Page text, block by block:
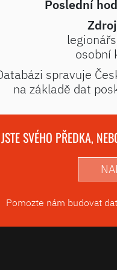
Poslední
osobní
spravuje
na základě dat
SVÉHO PŘEDKA,
Pomozte nám budovat